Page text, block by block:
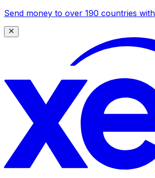
Send money to over 190 countries